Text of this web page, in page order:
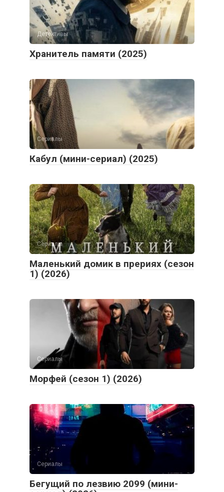
Детективы
Хранитель памяти (2025)
Сериалы
Кабул (мини-сериал) (2025)
Сериалы
Маленький домик в прериях (сезон
1) (2026)
Сериалы
Морфей (сезон 1) (2026)
Сериалы
Бегущий по лезвию 2099 (мини-